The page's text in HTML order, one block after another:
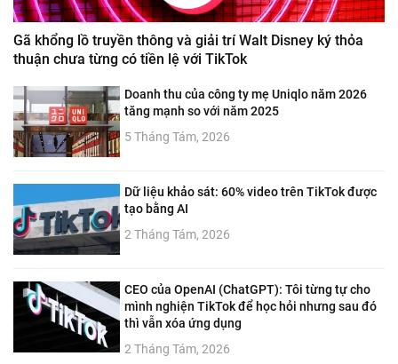
Gã khổng lồ truyền thông và giải trí Walt Disney ký thỏa
thuận chưa từng có tiền lệ với TikTok
Doanh thu của công ty mẹ Uniqlo năm 2026
tăng mạnh so với năm 2025
5 Tháng Tám, 2026
Dữ liệu khảo sát: 60% video trên TikTok được
tạo bằng AI
2 Tháng Tám, 2026
CEO của OpenAI (ChatGPT): Tôi từng tự cho
mình nghiện TikTok để học hỏi nhưng sau đó
thì vẫn xóa ứng dụng
2 Tháng Tám, 2026